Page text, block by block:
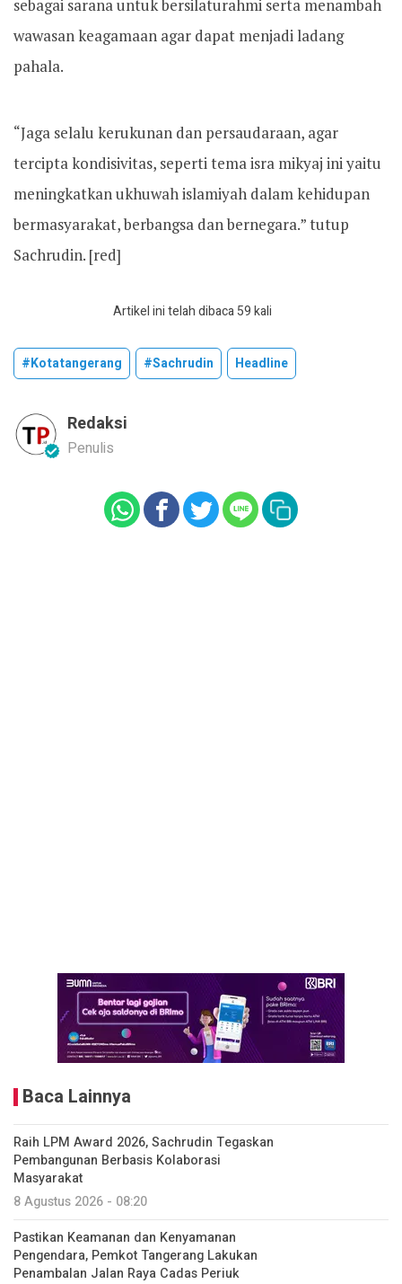
sebagai sarana untuk bersilaturahmi serta menambah
wawasan keagamaan agar dapat menjadi ladang
pahala.
“Jaga selalu kerukunan dan persaudaraan, agar
tercipta kondisivitas, seperti tema isra mikyaj ini yaitu
meningkatkan ukhuwah islamiyah dalam kehidupan
bermasyarakat, berbangsa dan bernegara.” tutup
Sachrudin. [red]
Artikel ini telah dibaca 59 kali
#kotatangerang #sachrudin Headline
Redaksi
Penulis
Baca Lainnya
Raih LPM Award 2026, Sachrudin Tegaskan
Pembangunan Berbasis Kolaborasi
Masyarakat
8 Agustus 2026 - 08:20
Pastikan Keamanan dan Kenyamanan
Pengendara, Pemkot Tangerang Lakukan
Penambalan Jalan Raya Cadas Periuk